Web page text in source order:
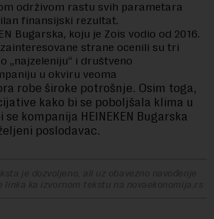
održivom rastu svih parametara
finansijski rezultat.
Bugarska, koju je Zois vodio od 2016.
strane ocenili su tri
„najzeleniju“ i društveno
u okviru veoma
robe široke potrošnje. Osim toga,
kako bi se poboljšala klima u
se kompanija HEINEKEN Bugarska
poslodavac.
je dozvoljeno, ali uz obavezno navođenje
ka izvornom tekstu na novaekonomija.rs